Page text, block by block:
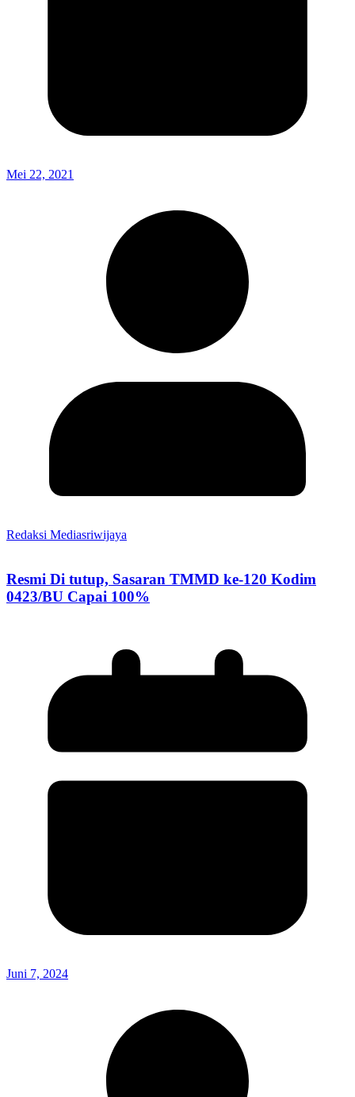
Mei 22, 2021
Redaksi Mediasriwijaya
Resmi Di tutup, Sasaran TMMD ke-120 Kodim
0423/BU Capai 100%
Juni 7, 2024